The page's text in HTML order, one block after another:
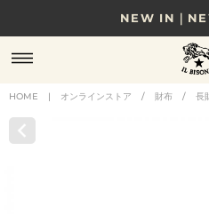
NEW IN｜
8/17(月)10時まで｜税込
贈る相手やシーンから選
HOME | オンラインストア / 財布 / 長